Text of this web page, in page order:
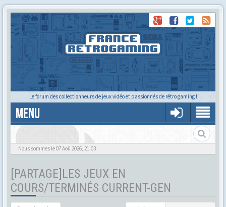
Le forum des collectionneurs de jeux vidéo et passionnés de rétro gaming !
MENU
Nous sommes le 07 Aoû 2026, 21:03
[PARTAGE]LES JEUX EN
COURS/TERMINÉS CURRENT-GEN